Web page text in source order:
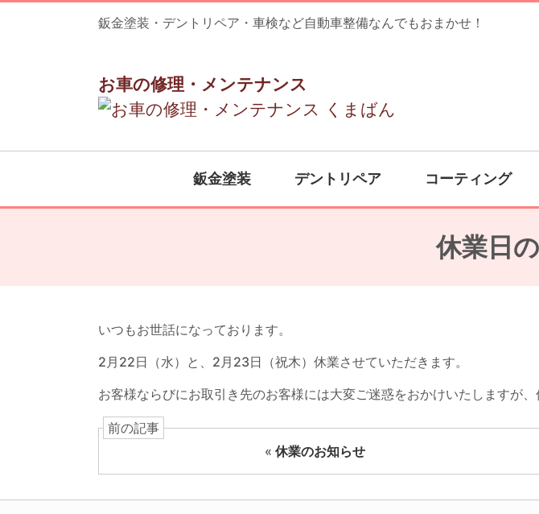
鈑金塗装・デントリペア・車検など自動車整備なんでもおまかせ！
お車の修理・メンテナンス
鈑金塗装 デントリペア コーティング
休業日
いつもお世話になっております。
2月22日（水）と、2月23日（祝木）休業させていただきます。
お客様ならびにお取引き先のお客様には大変ご迷惑をおかけいたしますが
« 休業のお知らせ
前の記事